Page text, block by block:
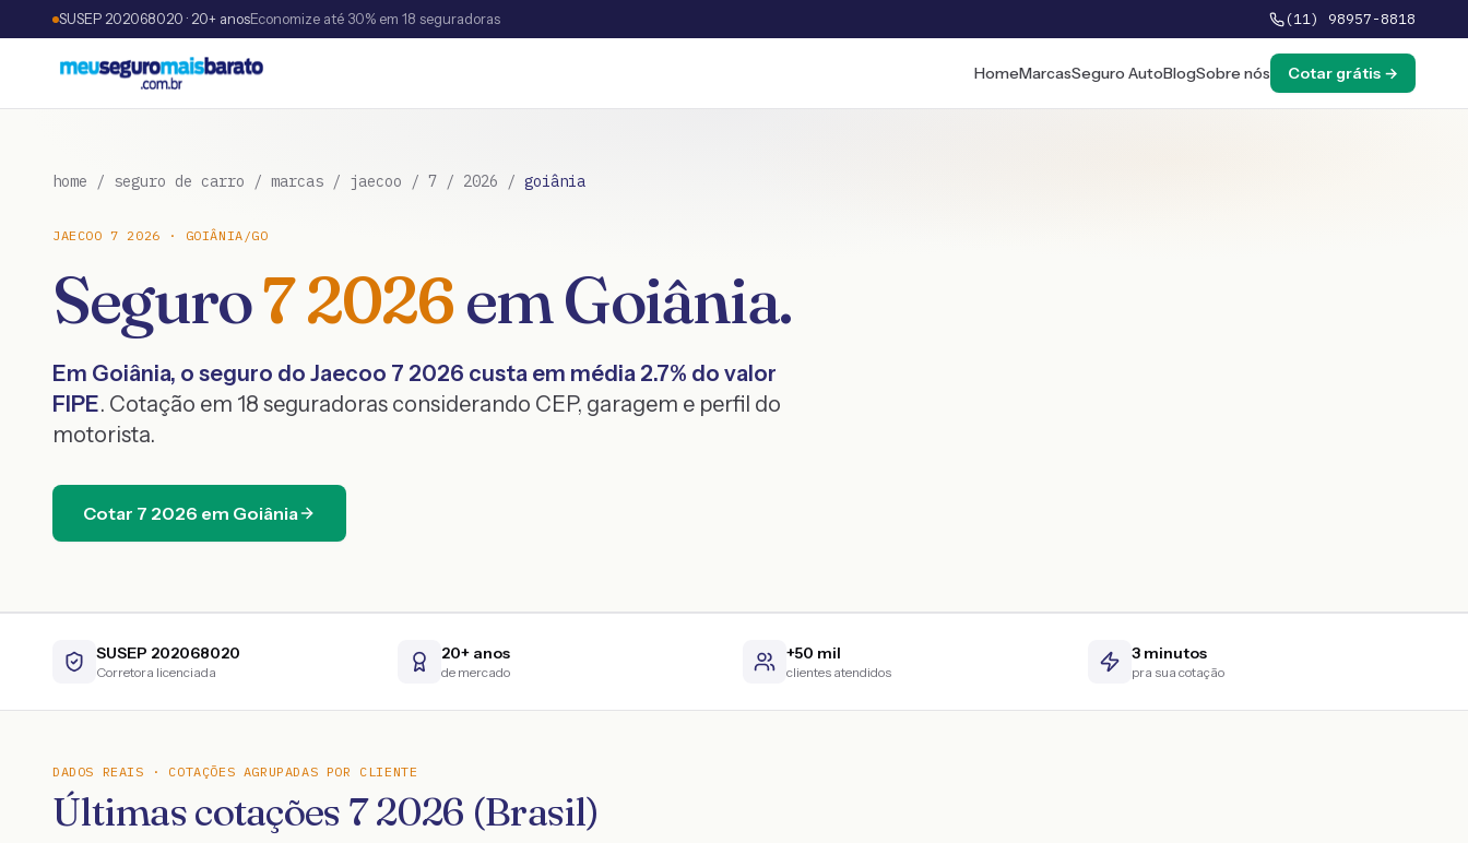
SUSEP 202068020 · 20+ anosEconomize até 30% em 18 seguradoras (11) 98957-8818
HomeMarcasSeguro AutoBlogSobre nós Cotar grátis →
home / seguro de carro / marcas / jaecoo / 7 / 2026 / goiânia
JAECOO 7 2026 · GOIÂNIA /GO
Seguro72026emGoiânia.
Em Goiânia, o seguro do Jaecoo 7 2026 custa em média 2.7% do valor
FIPE. Cotação em 18 seguradoras considerando CEP, garagem e perfil do
motorista.
Cotar 7 2026 em Goiânia
SUSEP 202068020
Corretora licenciada
20+ anos
de mercado
+50 mil
clientes atendidos
3 minutos
pra sua cotação
DADOS REAIS · COTAÇÕES AGRUPADAS POR CLIENTE
Últimas cotações 7 2026 (Brasil)